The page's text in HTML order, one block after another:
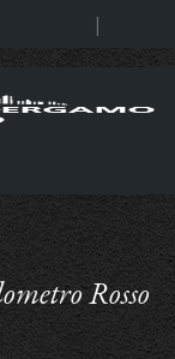
|
Rosso